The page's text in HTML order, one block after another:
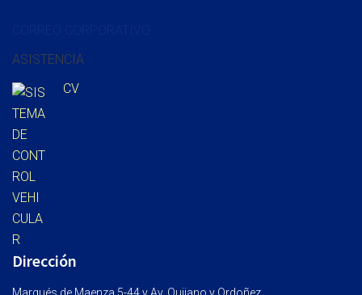
ASISTENCIA
CV
Dirección
Marqués de Maenza 5-44 y Av. Quijano y Ordoñez